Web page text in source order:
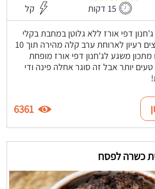
15 דקות קל
דפי אורז ללא גלוטן במחבת בקלי
קלות! אם אתם רוצים רעיון לארוחת ערב קלה מהירה תוך 10
משגע לג'חנון דפי אורז מופחת
טעים יותר אבל זה סוגר אחלה פינה ודי
6361
כשרה לפסח